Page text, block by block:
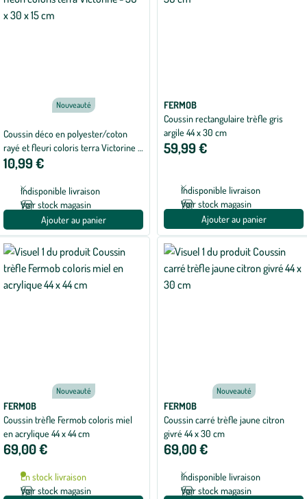
Nouveauté
Coussin déco en polyester/coton
rayé et fleuri coloris terra Victorine -
50 x 30 x 15 cm
10,99 €
Indisponible livraison
Voir stock magasin
Ajouter au panier
FERMOB
Coussin rectangulaire trèfle gris
argile 44 x 30 cm
59,99 €
Indisponible livraison
Voir stock magasin
Ajouter au panier
Nouveauté
FERMOB
Coussin trèfle Fermob coloris miel
en acrylique 44 x 44 cm
69,00 €
En stock livraison
Voir stock magasin
Nouveauté
FERMOB
Coussin carré trèfle jaune citron
givré 44 x 30 cm
69,00 €
Indisponible livraison
Voir stock magasin